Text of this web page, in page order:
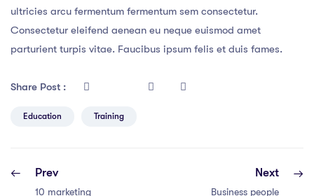
ultricies arcu fermentum fermentum sem consectetur.
Consectetur eleifend aenean eu neque euismod amet
parturient turpis vitae. Faucibus ipsum felis et duis fames.
Share Post :
Education Training
Prev
10 marketing
Next
Business people